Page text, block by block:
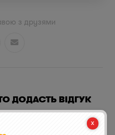
з друзями

ДОДАСТЬ ВІДГУК